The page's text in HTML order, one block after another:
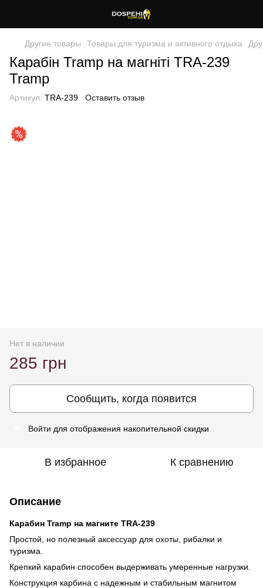
Другие товары Товары для туризма и активного отдыха
Карабін Tramp на магніті TRA-239
Tramp
Артикул: TRA-239 Оставить отзыв
Нет в наличии
285 грн
Сообщить, когда появится
Войти для отображения накопительной скидки
В избранное К сравнению
Описание
Карабин Tramp на магните TRA-239
Простой, но полезный аксессуар для охоты, рибалки и
туризма.
Крепкий карабин способен выдерживать умеренные нагрузки.
Конструкция карбина с надежным и стабильным магнитом